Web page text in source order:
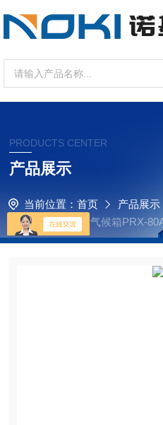
PRODUCTS CENTER
产品展示
当前位置： 首页 产品展示
实验室人工气候箱PRX-